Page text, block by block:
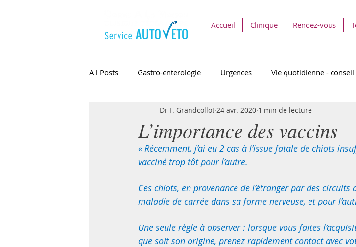
Accueil Clinique Rendez-vous
All Posts Gastro-enterologie Urgences Vie quotidienne - conseil
L’importance des vaccins
Dr F. Grandcollot 24 avr. 2020 1 min de lecture
« Récemment, j’ai eu 2 cas à l’issue fatale de chiots
vacciné trop tôt pour l’autre.
Ces chiots, en provenance de l’étranger par des circuits
maladie de carrée dans sa forme nerveuse, et pour
Une seule règle à observer : lorsque vous faites
que soit son origine, prenez rapidement contact avec